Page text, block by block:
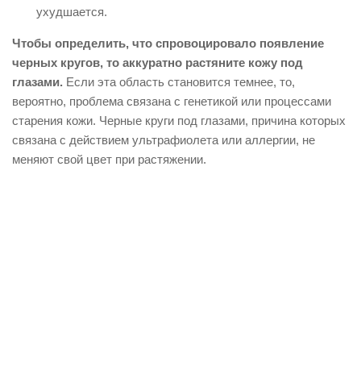
ухудшается.
Чтобы определить, что спровоцировало появление
черных кругов, то аккуратно растяните кожу под
глазами. Если эта область становится темнее, то,
вероятно, проблема связана с генетикой или процессами
старения кожи. Черные круги под глазами, причина которых
связана с действием ультрафиолета или аллергии, не
меняют свой цвет при растяжении.